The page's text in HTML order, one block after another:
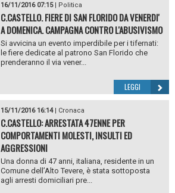
16/11/2016 07:15| Politica
C.CASTELLO. FIERE DI SAN FLORIDO DA VENERDI'
A DOMENICA. CAMPAGNA CONTRO L'ABUSIVISMO
Si avvicina un evento imperdibile per i tifernati:
le fiere dedicate al patrono San Florido che
prenderanno il via vener...
LEGGI
15/11/2016 16:14| Cronaca
C.CASTELLO: ARRESTATA 47ENNE PER
COMPORTAMENTI MOLESTI, INSULTI ED
AGGRESSIONI
Una donna di 47 anni, italiana, residente in un
Comune dell’Alto Tevere, è stata sottoposta
agli arresti domiciliari pre...